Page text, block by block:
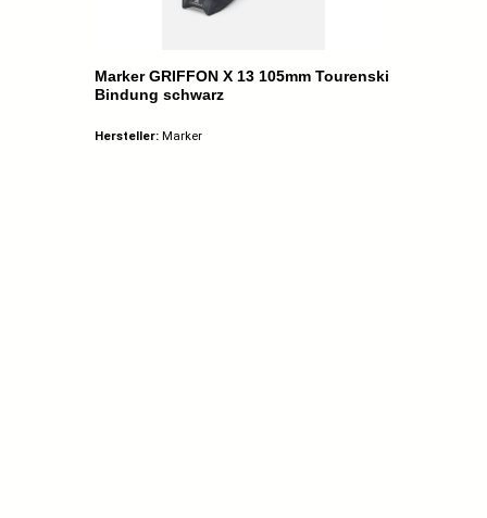
Marker GRIFFON X 13 105mm Tourenski
Bindung schwarz
Hersteller: Marker